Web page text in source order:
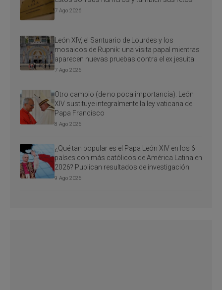
7 Ago 2026
León XIV, el Santuario de Lourdes y los
mosaicos de Rupnik: una visita papal mientras
aparecen nuevas pruebas contra el ex jesuita
7 Ago 2026
Otro cambio (de no poca importancia): León
XIV sustituye integralmente la ley vaticana de
Papa Francisco
8 Ago 2026
¿Qué tan popular es el Papa León XIV en los 6
países con más católicos de América Latina en
2026? Publican resultados de investigación
9 Ago 2026